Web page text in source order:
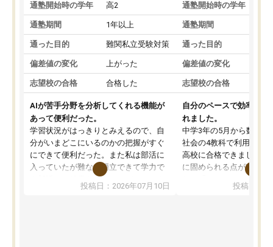
通塾開始時の学年 高2
通塾期間 1年以上
通った目的 難関私立受験対策
偏差値の変化 上がった
志望校の合格 合格した
AIが苦手分野を分析してくれる機能が
あって便利だった。
学習状況がはっきりとみえるので、自
分がいまどこにいるのかの把握がすぐ
にできて便利だった。また私は部活に
入っていたが難なく両立できて学力で
も部活でも結果を残すことができてよ
かった。また問題演習の際に、自分が
投稿日：2026年07月10日
通塾開始時の学年
通塾期間
通った目的
偏差値の変化
志望校の合格
自分のペースで効率よく
れました。
中学3年の5月から数学・
社会の4教科で利用し、
高校に合格できました。
に固められる点が魅力で
項目のおかげで、手軽
投稿日：